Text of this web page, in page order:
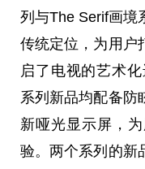
列与The Serif画境
传统定位，为用户
启了电视的艺术
系列新品均配备防
新哑光显示屏，
验。两个系列的新